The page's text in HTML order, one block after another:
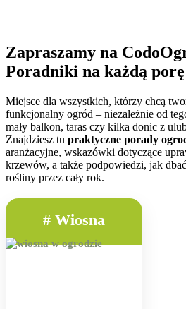
Zapraszamy na
Poradniki na każdą
Miejsce dla wszystkich, którzy chcą
funkcjonalny ogród – niezależnie od
mały balkon, taras czy kilka donic z
Znajdziesz tu praktyczne porady
aranżacyjne, wskazówki dotyczące
krzewów, a także podpowiedzi, jak
rośliny przez cały rok.
# Wiosna